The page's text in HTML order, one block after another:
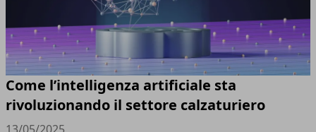
Come l’intelligenza artificiale sta
rivoluzionando il settore calzaturiero